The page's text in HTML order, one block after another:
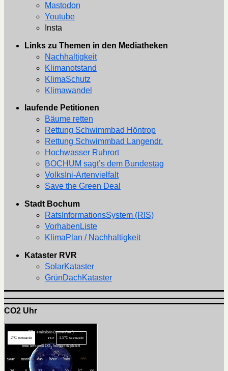
Mastodon
Youtube
Insta
Links zu Themen in den Mediatheken
Nachhaltigkeit
Klimanotstand
KlimaSchutz
Klimawandel
laufende Petitionen
Bäume retten
Rettung Schwimmbad Höntrop
Rettung Schwimmbad Langendr.
Hochwasser Ruhrort
BOCHUM sagt’s dem Bundestag
VolksIni-Artenvielfalt
Save the Green Deal
Stadt Bochum
RatsInformationsSystem (RIS)
VorhabenListe
KlimaPlan / Nachhaltigkeit
Kataster RVR
SolarKataster
GrünDachKataster
CO2 Uhr